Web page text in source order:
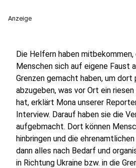
Anzeige
Die Helfern haben
Menschen sich auf eigene Faust
Grenzen gemacht haben, um dort
abzugeben, was vor Ort ein
hat, erklärt Mona unserer
Interview. Darauf haben sie die
aufgebmacht. Dort können
hinbringen und die
dann alles nach Bedarf und
in Richtung Ukraine bzw. in die